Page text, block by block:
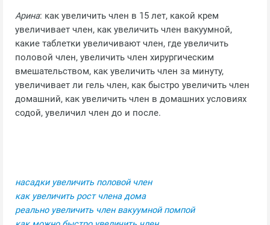
Арина: как увеличить член в 15 лет, какой крем
увеличивает член, как увеличить член вакуумной,
какие таблетки увеличивают член, где увеличить
половой член, увеличить член хирургическим
вмешательством, как увеличить член за минуту,
увеличивает ли гель член, как быстро увеличить член
домашний, как увеличить член в домашних условиях
содой, увеличил член до и после.
насадки увеличить половой член
как увеличить рост члена дома
реально увеличить член вакуумной помпой